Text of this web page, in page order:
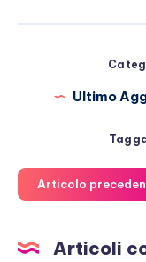
Ultimo
Articolo
Articoli